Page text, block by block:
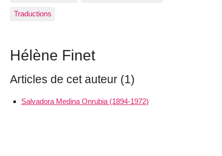
Traductions
Hélène Finet
Articles de cet auteur (1)
Salvadora Medina Onrubia (1894-1972)